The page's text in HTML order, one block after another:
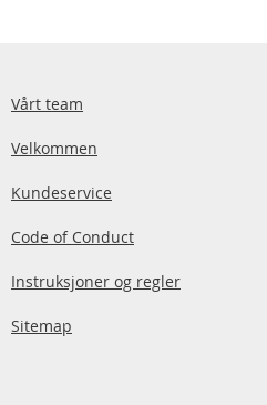
Vårt team
Velkommen
Kundeservice
Code of Conduct
Instruksjoner og regler
Sitemap